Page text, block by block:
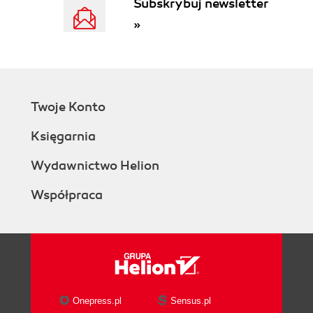
Lokalizacja (64)
Czynności końcowe (71)
Twoje miejsce na świecie (71)
Nazwa serwera i strefa czasowa (72)
Instalacja z pamięci USB (76)
Instalacja z systemu Windows (77)
Podsumowanie (78)
Subskrybuj newsletter
»
Twoje Konto
Księgarnia
Wydawnictwo Helion
Współpraca
Onepress.pl Sensus.pl